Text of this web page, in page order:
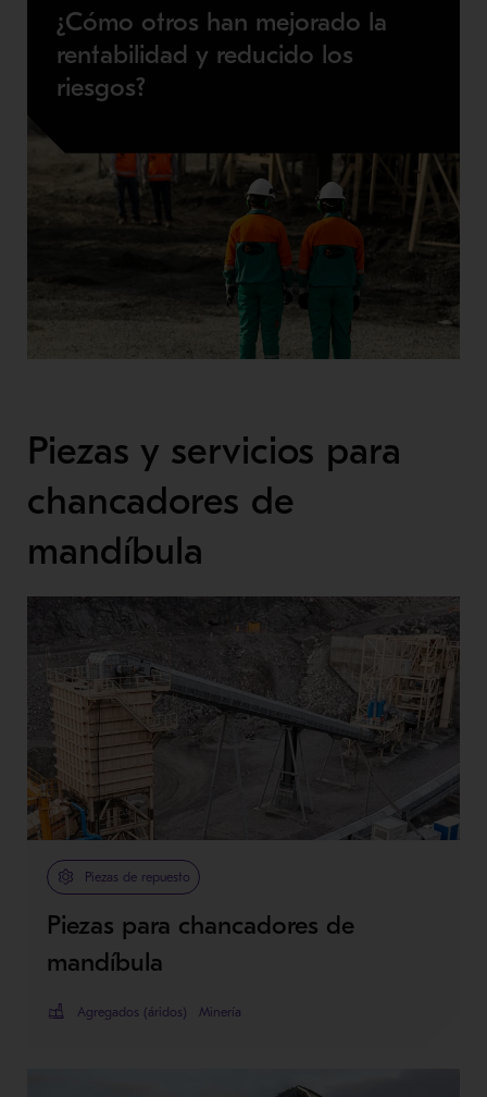
¿Cómo otros han mejorado la
rentabilidad y reducido los
riesgos?
Piezas y servicios para
chancadores de
mandíbula
Piezas de repuesto
Piezas para chancadores de
mandíbula
Agregados (áridos) Minería